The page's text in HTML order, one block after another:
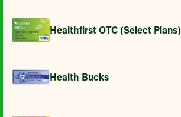
Healthfirst OTC (Select Plans)
Health Bucks